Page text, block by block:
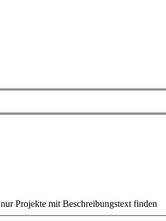
nur Projekte mit Beschreibungstext finden